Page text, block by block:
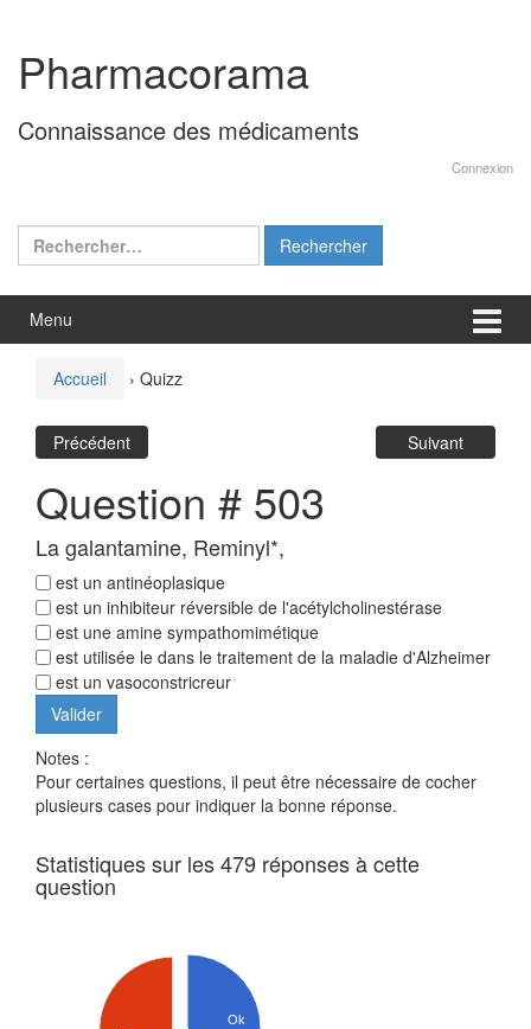
contenu
menu
principal
Pharmacorama
Connaissance des médicaments
Connexion
Rechercher :
Menu
Accueil › Quizz
Précédent Suivant
Question # 503
La galantamine, Reminyl*,
est un antinéoplasique
est un inhibiteur réversible de l'acétylcholinestérase
est une amine sympathomimétique
est utilisée le dans le traitement de la maladie d'Alzheimer
est un vasoconstricreur
Notes :
Pour certaines questions, il peut être nécessaire de cocher
plusieurs cases pour indiquer la bonne réponse.
Statistiques sur les 479 réponses à cette
question
Ok